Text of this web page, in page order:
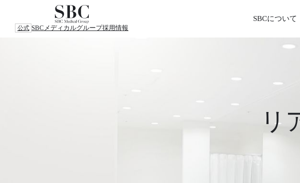
公式 SBCメディカルグループ採用情報
SBCについて
リ